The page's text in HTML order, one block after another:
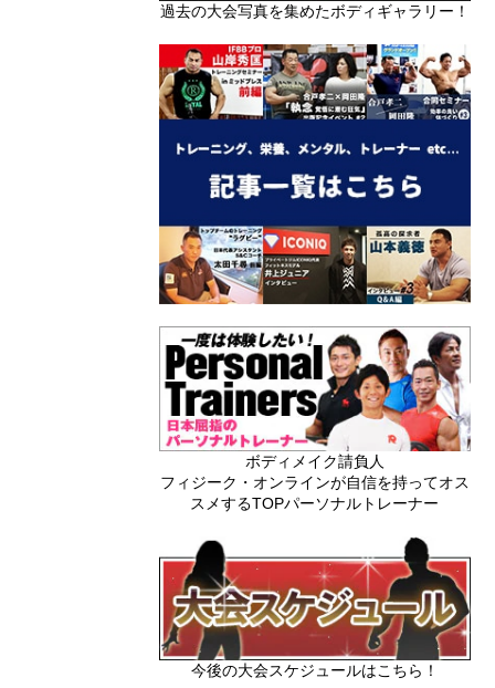
過去の大会写真を集めたボディギャラリー！
ボディメイク請負人
フィジーク・オンラインが自信を持ってオス
スメするTOPパーソナルトレーナー
今後の大会スケジュールはこちら！